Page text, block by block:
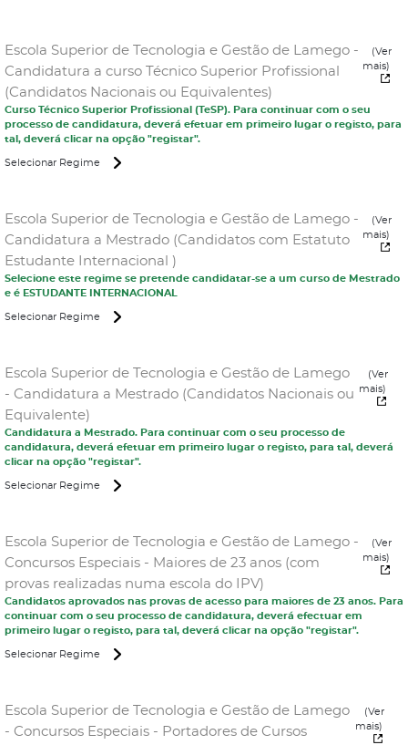
Escola Superior de Tecnologia e Gestão de Lamego -
Candidatura a curso Técnico Superior Profissional
(Candidatos Nacionais ou Equivalentes)
(Ver
mais)
Curso Técnico Superior Profissional (TeSP). Para continuar com o seu
processo de candidatura, deverá efetuar em primeiro lugar o registo, para
tal, deverá clicar na opção "registar".
Selecionar Regime
Escola Superior de Tecnologia e Gestão de Lamego -
Candidatura a Mestrado (Candidatos com Estatuto
Estudante Internacional )
(Ver
mais)
Selecione este regime se pretende candidatar-se a um curso de Mestrado
e é ESTUDANTE INTERNACIONAL
Selecionar Regime
Escola Superior de Tecnologia e Gestão de Lamego
- Candidatura a Mestrado (Candidatos Nacionais ou
Equivalente)
(Ver
mais)
Candidatura a Mestrado. Para continuar com o seu processo de
candidatura, deverá efetuar em primeiro lugar o registo, para tal, deverá
clicar na opção "registar".
Selecionar Regime
Escola Superior de Tecnologia e Gestão de Lamego -
Concursos Especiais - Maiores de 23 anos (com
provas realizadas numa escola do IPV)
(Ver
mais)
Candidatos aprovados nas provas de acesso para maiores de 23 anos. Para
continuar com o seu processo de candidatura, deverá efectuar em
primeiro lugar o registo, para tal, deverá clicar na opção "registar".
Selecionar Regime
Escola Superior de Tecnologia e Gestão de Lamego
- Concursos Especiais - Portadores de Cursos
(Ver
mais)